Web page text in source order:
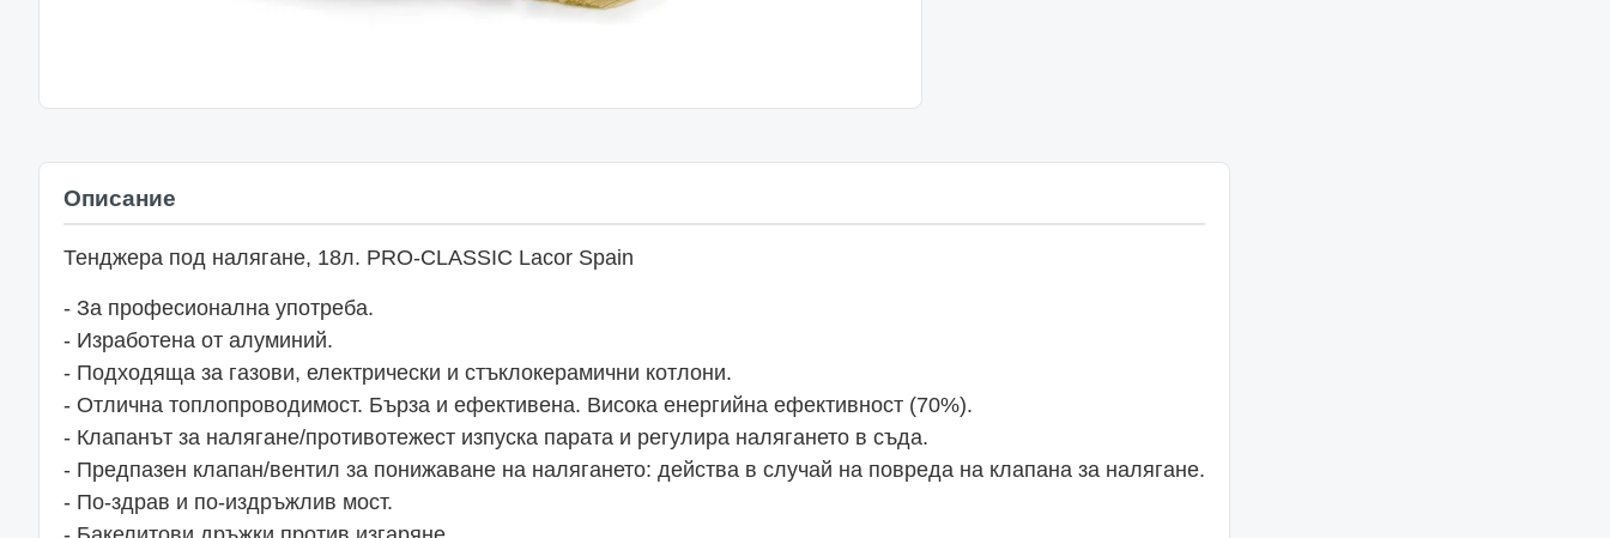
Описание
Тенджера под налягане, 18л. PRO-CLASSIC Lacor Spain
- За професионална употреба.
- Изработена от алуминий.
- Подходяща за газови, електрически и стъклокерамични котлони.
- Отлична топлопроводимост. Бърза и ефективена. Висока енергийна ефективност (70%).
- Клапанът за налягане/противотежест изпуска парата и регулира налягането в съда.
- Предпазен клапан/вентил за понижаване на налягането: действа в случай на повреда на клапана за налягане.
- По-здрав и по-издръжлив мост.